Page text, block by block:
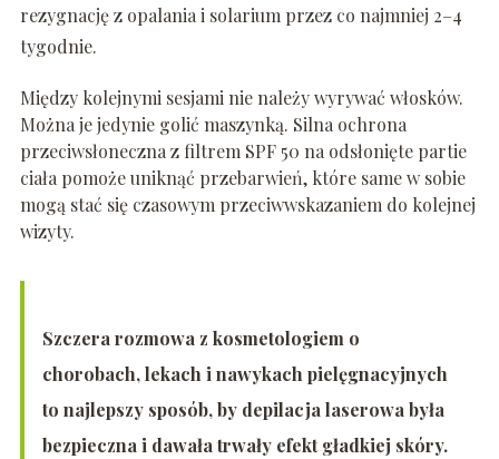
rezygnację z opalania i solarium przez co najmniej 2–4
tygodnie.
Między kolejnymi sesjami nie należy wyrywać włosków.
Można je jedynie golić maszynką. Silna ochrona
przeciwsłoneczna z filtrem SPF 50 na odsłonięte partie
ciała pomoże uniknąć przebarwień, które same w sobie
mogą stać się czasowym przeciwwskazaniem do kolejnej
wizyty.
Szczera rozmowa z kosmetologiem o
chorobach, lekach i nawykach pielęgnacyjnych
to najlepszy sposób, by depilacja laserowa była
bezpieczna i dawała trwały efekt gładkiej skóry.